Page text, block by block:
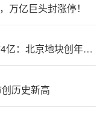
万亿巨头封涨停！
京沪同日土拍揽金超174亿：北京地块创年内纪录，上海最高溢价28.45%
历史新高